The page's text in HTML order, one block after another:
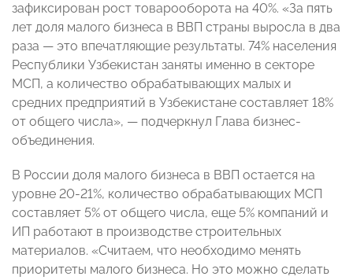
зафиксирован рост товарооборота на 40%. «За пять
лет доля малого бизнеса в ВВП страны выросла в два
раза — это впечатляющие результаты. 74% населения
Республики Узбекистан заняты именно в секторе
МСП, а количество обрабатывающих малых и
средних предприятий в Узбекистане составляет 18%
от общего числа», — подчеркнул Глава бизнес-
объединения.
В России доля малого бизнеса в ВВП остается на
уровне 20-21%, количество обрабатывающих МСП
составляет 5% от общего числа, еще 5% компаний и
ИП работают в производстве строительных
материалов. «Считаем, что необходимо менять
приоритеты малого бизнеса. Но это можно сделать